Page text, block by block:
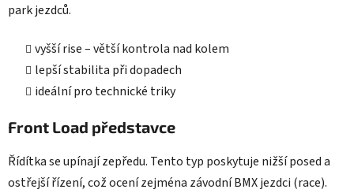
park jezdců.
vyšší rise – větší kontrola nad kolem
lepší stabilita při dopadech
ideální pro technické triky
Front Load představce
Řídítka se upínají zepředu. Tento typ poskytuje nižší posed a
ostřejší řízení, což ocení zejména závodní BMX jezdci (race).